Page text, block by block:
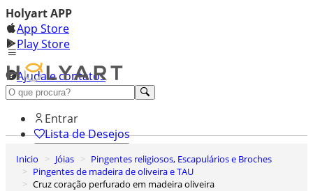
Holyart APP
App Store
Play Store
Ajuda e contatos
Conheça premium
Entrar
Lista de Desejos
0
Carrinho de Compras
Inicio Jóias
Pingentes religiosos, Escapulários e Broches
Pingentes de madeira de oliveira e TAU
Cruz coração perfurado em madeira oliveira